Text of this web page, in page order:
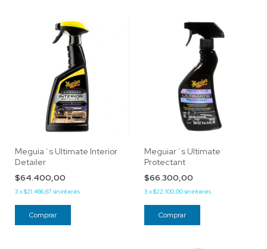
Meguia´s Ultimate Interior
Detailer
$64.400,00
3 x$21.466,67 sin interés
Meguiar´s Ultimate
Protectant
$66.300,00
3 x$22.100,00sin interés